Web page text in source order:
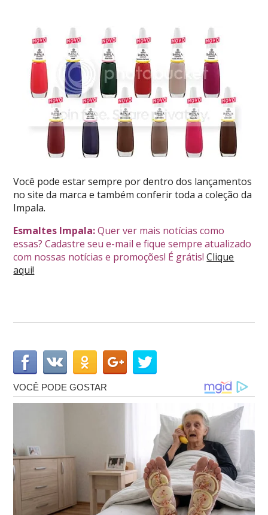
Você pode estar sempre por dentro dos lançamentos
no site da marca e também conferir toda a coleção da
Impala.
Esmaltes Impala:Quer ver mais notícias como
essas? Cadastre seu e-mail e fique sempre atualizado
com nossas notícias e promoções! É grátis!Clique
aqui!